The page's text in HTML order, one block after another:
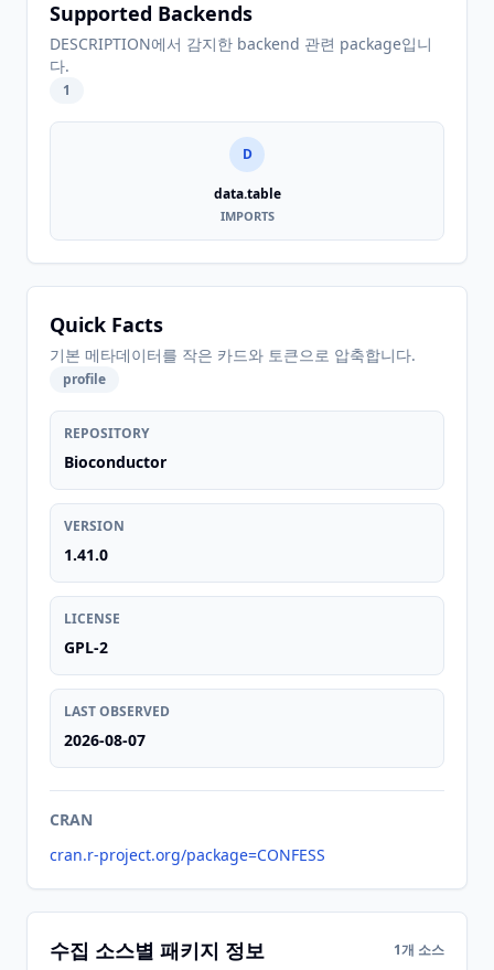
Supported Backends
DESCRIPTION에서 감지한 backend 관련 package입니
다.
1
D
data.table
IMPORTS
Quick Facts
기본 메타데이터를 작은 카드와 토큰으로 압축합니다.
profile
REPOSITORY
Bioconductor
VERSION
1.41.0
LICENSE
GPL-2
LAST OBSERVED
2026-08-07
CRAN
cran.r-project.org/package=CONFESS
수집 소스별 패키지 정보 1개 소스